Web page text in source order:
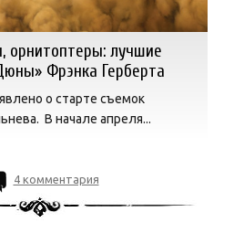
орнитоптеры: лучшие
Фрэнка Герберта
о старте съемок
В начале апреля...
4 комментария